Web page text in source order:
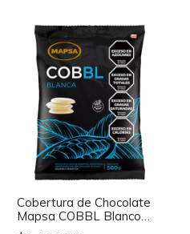
Cobertura de Chocolate
Mapsa COBBL Blanco
500 g